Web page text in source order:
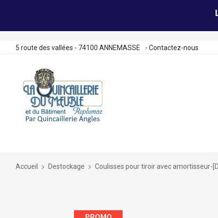
5 route des vallées - 74100 ANNEMASSE - Contactez-nous
Accueil Destockage Coulisses pour tiroir avec amortisseur-